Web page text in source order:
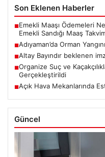
Son Eklenen Haberler
■Emekli Maaşı Ödemeleri
Emekli Sandığı Maaş
■Adıyaman’da Orman
■Altay Bayındır beklenen
■Organize Suç ve
Gerçekleştirildi
■Açık Hava Mekanlarında
Güncel